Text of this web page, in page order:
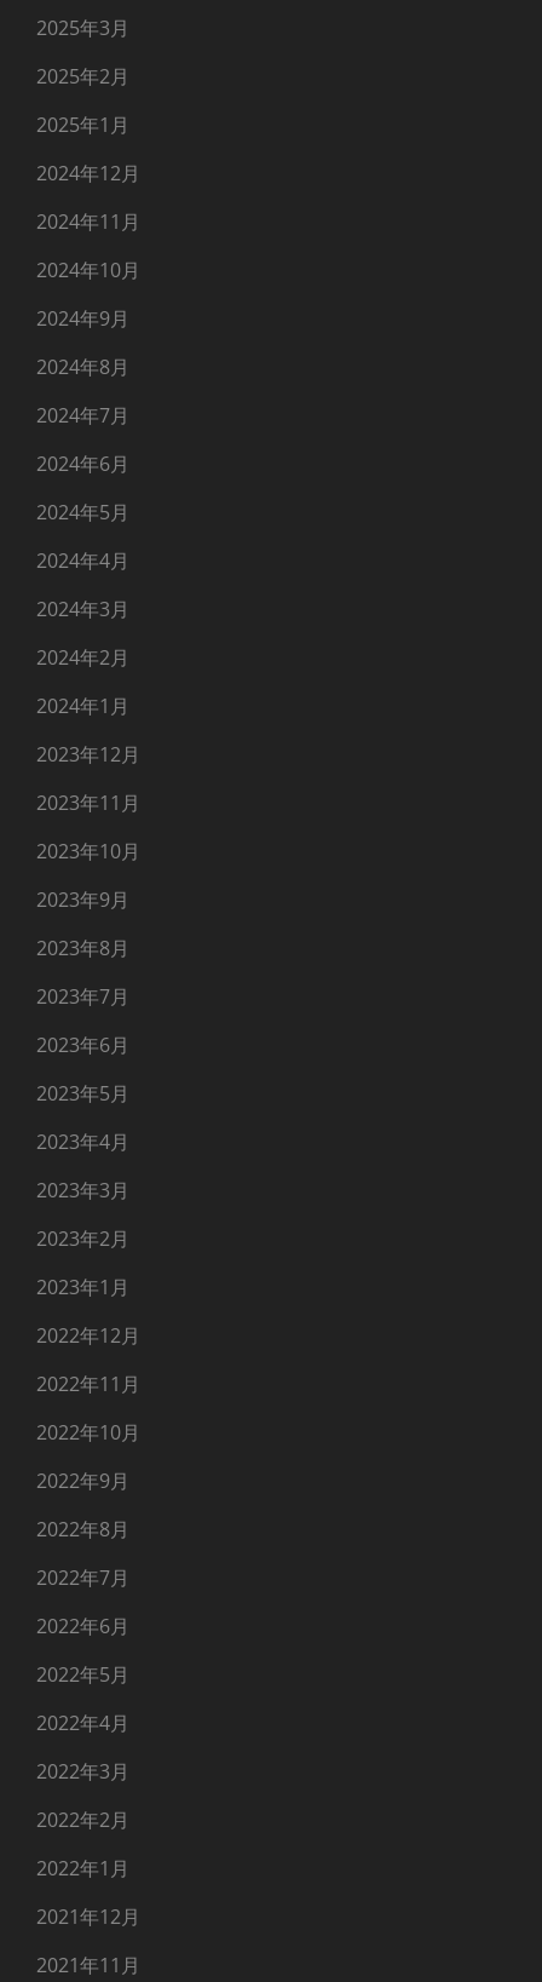
2025年3月
2025年2月
2025年1月
2024年12月
2024年11月
2024年10月
2024年9月
2024年8月
2024年7月
2024年6月
2024年5月
2024年4月
2024年3月
2024年2月
2024年1月
2023年12月
2023年11月
2023年10月
2023年9月
2023年8月
2023年7月
2023年6月
2023年5月
2023年4月
2023年3月
2023年2月
2023年1月
2022年12月
2022年11月
2022年10月
2022年9月
2022年8月
2022年7月
2022年6月
2022年5月
2022年4月
2022年3月
2022年2月
2022年1月
2021年12月
2021年11月